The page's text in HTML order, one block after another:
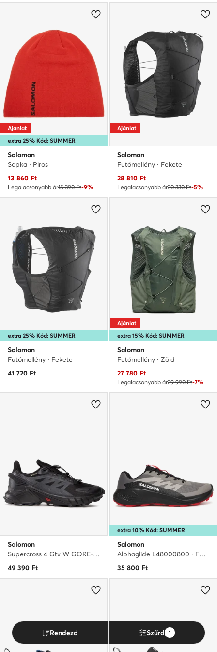
extra 25% Kód: SUMMER
Ajánlat
Salomon
Sapka · Piros
Aktuális ár
13 860 Ft
Legalacsonyabb ár15 390 Ft-9%
Ajánlat
Salomon
Futómellény · Fekete
Aktuális ár
28 810 Ft
Legalacsonyabb ár30 330 Ft-5%
extra 25% Kód: SUMMER
Salomon
Futómellény · Fekete
41 720 Ft
extra 15% Kód: SUMMER
Ajánlat
Salomon
Futómellény · Zöld
Aktuális ár
27 780 Ft
Legalacsonyabb ár29 990 Ft-7%
Salomon
Supercross 4 Gtx W GORE-TEX 417339 20 V0 · Futócipő
49 390 Ft
extra 10% Kód: SUMMER
Salomon
Alphaglide L48000800 · Futócipő
35 800 Ft
Rendezd Szűrd 1